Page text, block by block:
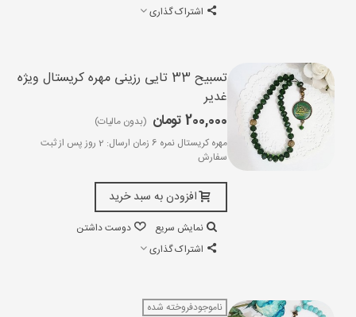
اشتراک گذاری
تسبیح 33 تایی رزینی مهره کریستال ویژه
غدیر
200,000 تومان
(بدون مالیات)
مهره کریستال نمره 6 زمان ارسال: 2 روز پس از ثبت
سفارش
افزودن به سبد خرید
نمایش سریع
دوست داشتن
اشتراک گذاری
ناموجودفروخته شده